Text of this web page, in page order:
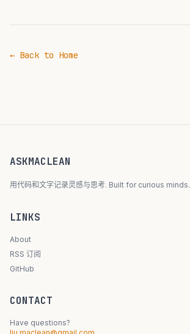
← Back to Home
ASKMACLEAN
用代码和文字记录灵感与思考. Built for curious minds.
LINKS
About
RSS 订阅
GitHub
CONTACT
Have questions?